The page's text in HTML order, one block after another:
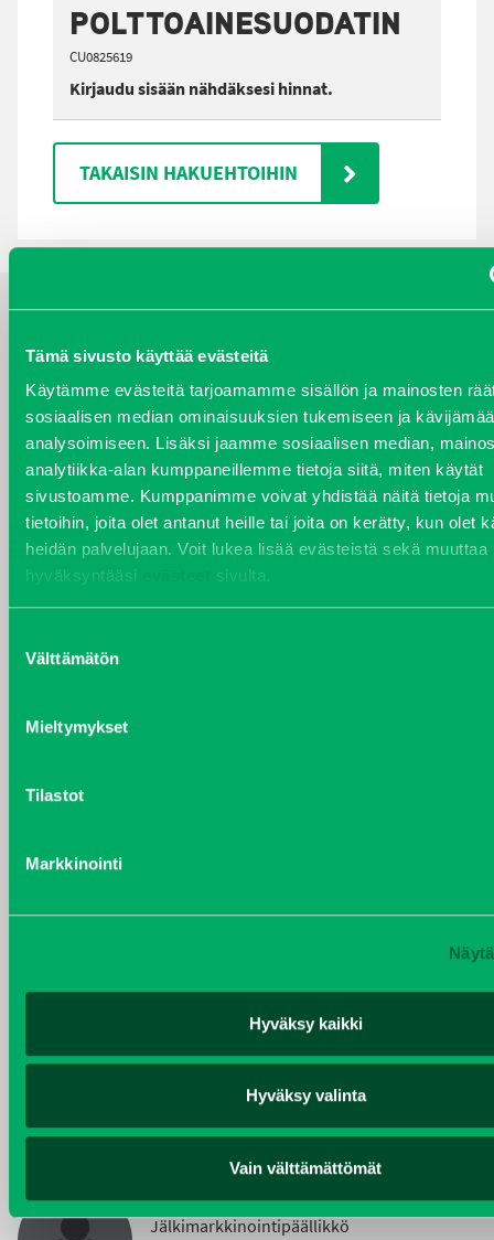
Tämä sivusto käyttää evästeitä
Käytämme evästeitä tarjoamamme sisällön ja mainosten
sosiaalisen median ominaisuuksien tukemiseen ja
analysoimiseen. Lisäksi jaamme sosiaalisen median,
analytiikka-alan kumppaneillemme tietoja siitä, miten käytät
sivustoamme. Kumppanimme voivat yhdistää näitä tietoja
tietoihin, joita olet antanut heille tai joita on kerätty, kun olet
heidän palvelujaan. Voit lukea lisää evästeistä sekä muuttaa
hyväksyntääsi
sivulta.
valinta
Välttämätön
Mieltymykset
Tilastot
Markkinointi
Hyväksy kaikki
Hyväksy valinta
Vain välttämättömät
POLTTOAINESUODATIN
CU0825619
Kirjaudu sisään nähdäksesi hinnat.
TAKAISIN HAKUEHTOIHIN
YHTEYSTIEDOT
VARAOSAT
Varaosat
Puh 020 7458 686
varaosat@j-trading.fi
Taajama- ja viheralueiden hoitokoneet ja
Vuokrakoneet
Puh 040 4814 189
etunimi.sukunimi@j-trading.fi
PEPE JUVAMO
Jälkimarkkinointipäällikkö